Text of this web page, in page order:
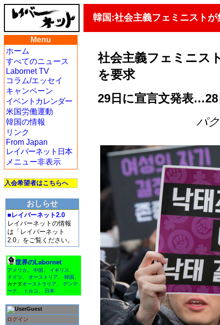
韓国:社会主義フェミニスト
Menu
ホーム
すべてのニュース
Labornet TV
コラム/エッセイ
キャンペーン
イベントカレンダー
米国労働運動
韓国の情報
リンク
From Japan
レイバーネット日本
メニュー非表示
入会希望者はこちらへ
おしらせ
■レイバーネット2.0
レイバーネットの情報
は「レイバーネット
2.0」をご覧ください。
世界のLabornet
アメリカ 中国 イギリス
ドイツ
オーストリア 韓国
カナダオーストラリア
デンマ
ーク
トルコ 日本
Guest
ログイン
社会主義フェミニス
を要求
29日に宣言文発表
パ